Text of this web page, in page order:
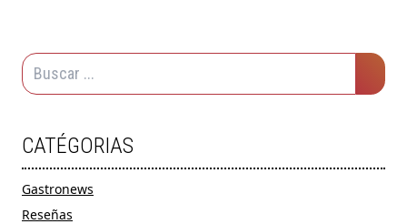
CATÉGORIAS
Gastronews
Reseñas